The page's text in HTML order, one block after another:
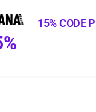
15% CODE